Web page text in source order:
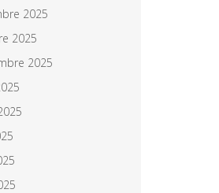
2025
2025
2025